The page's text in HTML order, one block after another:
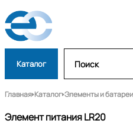
Каталог
Главная Каталог Элементы и
Элемент питания LR20